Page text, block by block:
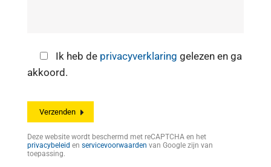
Ik heb de privacyverklaring gelezen en ga
akkoord.
Deze website wordt beschermd met reCAPTCHA en het
privacybeleid en servicevoorwaarden van Google zijn van
toepassing.